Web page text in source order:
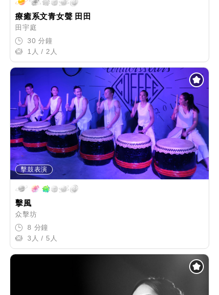
療癒系文青女聲 田田
田宇庭
30 分鐘
1人 / 2人
擊鼓表演
擊風
众擊坊
8 分鐘
3人 / 5人